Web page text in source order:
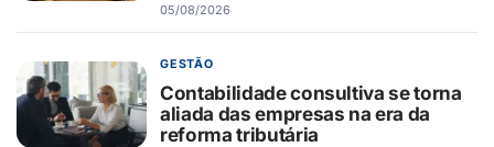
05/08/2026
GESTÃO
Contabilidade consultiva se torna
aliada das empresas na era da
reforma tributária